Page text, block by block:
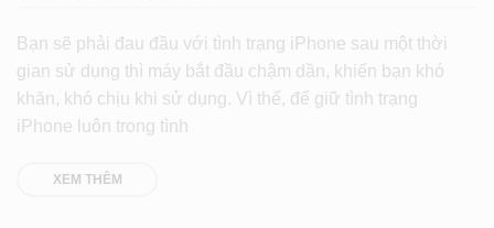
Bạn sẽ phải đau đầu với tình trạng iPhone sau một thời
gian sử dụng thì máy bắt đầu chậm dần, khiến bạn khó
khăn, khó chịu khi sử dụng. Vì thế, để giữ tình trạng
iPhone luôn trong tình
XEM THÊM